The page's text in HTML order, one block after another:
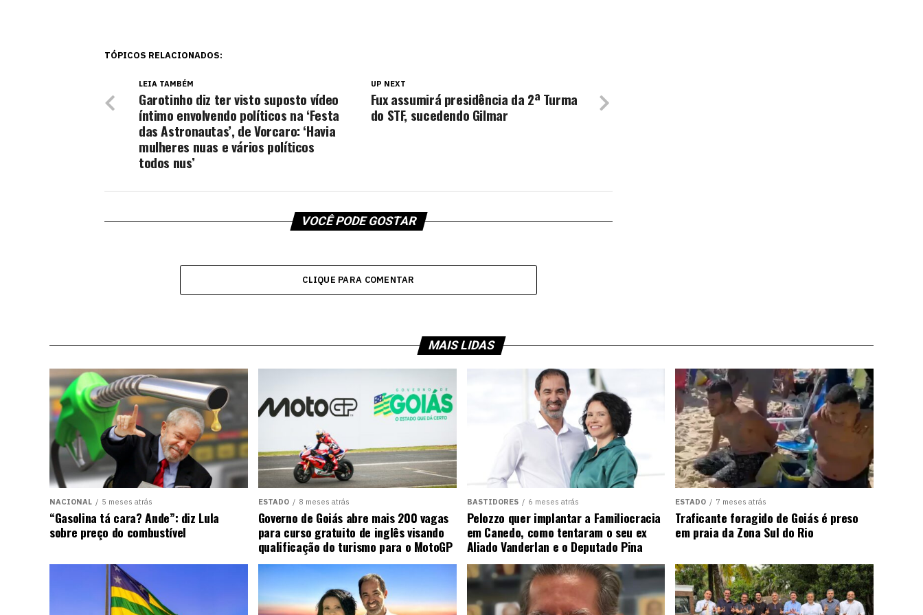
TÓPICOS RELACIONADOS:
UP NEXT
Fux assumirá presidência da 2ª Turma
do STF, sucedendo Gilmar
LEIA TAMBÉM
Garotinho diz ter visto suposto vídeo
íntimo envolvendo políticos na ‘Festa
das Astronautas’, de Vorcaro: ‘Havia
mulheres nuas e vários políticos
todos nus’
VOCÊ PODE GOSTAR
CLIQUE PARA COMENTAR
MAIS LIDAS
NACIONAL 5 meses atrás
“Gasolina tá cara? Ande”: diz Lula
sobre preço do combustível
ESTADO 8 meses atrás
Governo de Goiás abre mais 200 vagas
para curso gratuito de inglês visando
qualificação do turismo para o MotoGP
BASTIDORES 6 meses atrás
Pelozzo quer implantar a Familiocracia
em Canedo, como tentaram o seu ex
Aliado Vanderlan e o Deputado Pina
ESTADO 7 meses atrás
Traficante foragido de Goiás é preso
em praia da Zona Sul do Rio